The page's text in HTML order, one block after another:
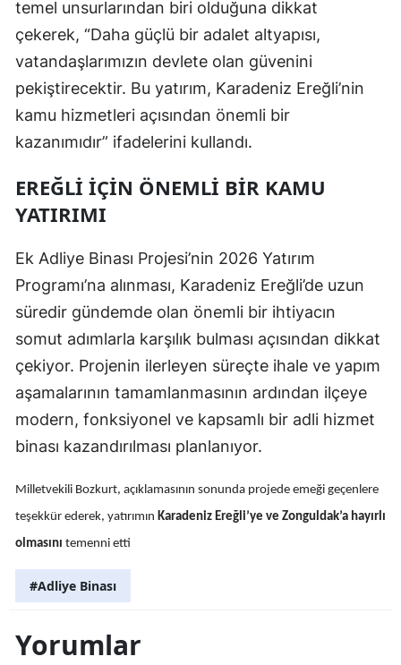
temel unsurlarından biri olduğuna dikkat
çekerek, “Daha güçlü bir adalet altyapısı,
vatandaşlarımızın devlete olan güvenini
pekiştirecektir. Bu yatırım, Karadeniz Ereğli’nin
kamu hizmetleri açısından önemli bir
kazanımıdır” ifadelerini kullandı.
EREĞLİ İÇİN ÖNEMLİ BİR KAMU
YATIRIMI
Ek Adliye Binası Projesi’nin 2026 Yatırım
Programı’na alınması, Karadeniz Ereğli’de uzun
süredir gündemde olan önemli bir ihtiyacın
somut adımlarla karşılık bulması açısından dikkat
çekiyor. Projenin ilerleyen süreçte ihale ve yapım
aşamalarının tamamlanmasının ardından ilçeye
modern, fonksiyonel ve kapsamlı bir adli hizmet
binası kazandırılması planlanıyor.
Milletvekili Bozkurt, açıklamasının sonunda projede emeği geçenlere
teşekkür ederek, yatırımın Karadeniz Ereğli’ye ve Zonguldak’a hayırlı
olmasını temenni etti
#Adliye Binası
Yorumlar